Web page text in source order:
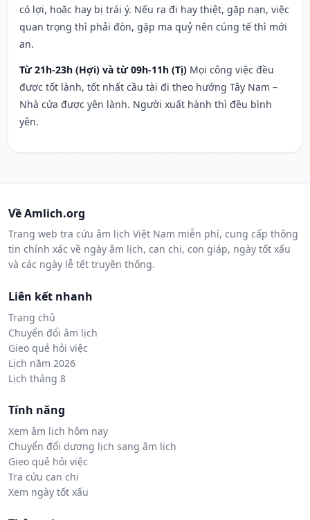
có lợi, hoặc hay bị trái ý. Nếu ra đi hay thiệt, gặp nạn, việc
quan trọng thì phải đòn, gặp ma quỷ nên cúng tế thì mới
an.
Từ 21h-23h (Hợi) và từ 09h-11h (Tị) Mọi công việc đều
được tốt lành, tốt nhất cầu tài đi theo hướng Tây Nam –
Nhà cửa được yên lành. Người xuất hành thì đều bình
yên.
Về Amlich.org
Trang web tra cứu âm lịch Việt Nam miễn phí, cung cấp thông
tin chính xác về ngày âm lịch, can chi, con giáp, ngày tốt xấu
và các ngày lễ tết truyền thống.
Liên kết nhanh
Trang chủ
Chuyển đổi âm lịch
Gieo quẻ hỏi việc
Lịch năm 2026
Lịch tháng 8
Tính năng
Xem âm lịch hôm nay
Chuyển đổi dương lịch sang âm lịch
Gieo quẻ hỏi việc
Tra cứu can chi
Xem ngày tốt xấu